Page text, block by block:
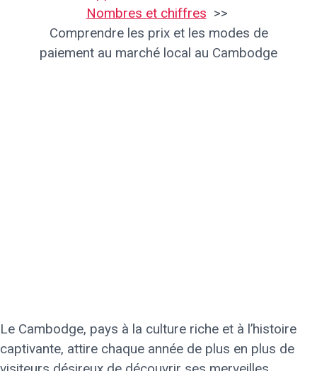
Nombres et chiffres
Comprendre les prix et les modes de
paiement au marché local au Cambodge
Le Cambodge, pays à la culture riche et à l’histoire
captivante, attire chaque année de plus en plus de